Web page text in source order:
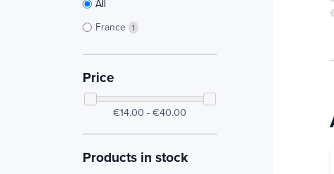
All
France 1
Price
€14.00 - €40.00
Products in stock